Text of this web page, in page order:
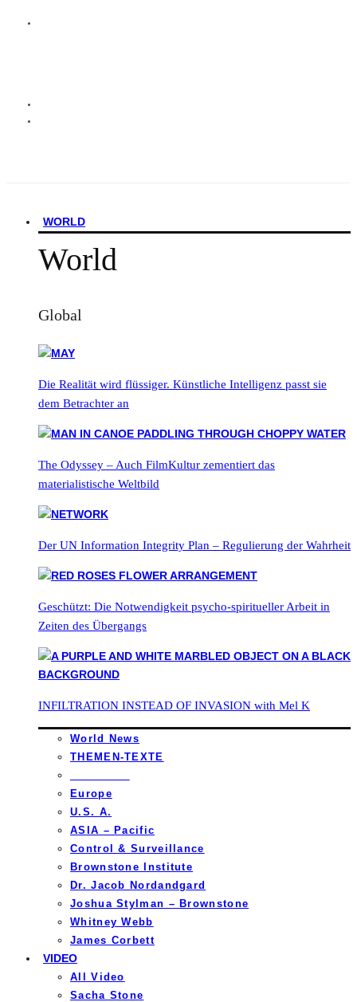
WORLD
World
Global
Die Realität wird flüssiger. Künstliche Intelligenz passt sie
dem Betrachter an
The Odyssey – Auch FilmKultur zementiert das
materialistische Weltbild
Der UN Information Integrity Plan – Regulierung der Wahrheit
Geschützt: Die Notwendigkeit psycho-spiritueller Arbeit in
Zeiten des Übergangs
INFILTRATION INSTEAD OF INVASION with Mel K
World News
THEMEN-TEXTE
Europe
U.S. A.
ASIA – Pacific
Control & Surveillance
Brownstone Institute
Dr. Jacob Nordandgard
Joshua Stylman – Brownstone
Whitney Webb
James Corbett
VIDEO
All Video
Sacha Stone